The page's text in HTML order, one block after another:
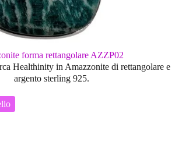
forma rettangolare AZZP02
Healthinity in Amazzonite di rettangolare e
argento sterling 925.